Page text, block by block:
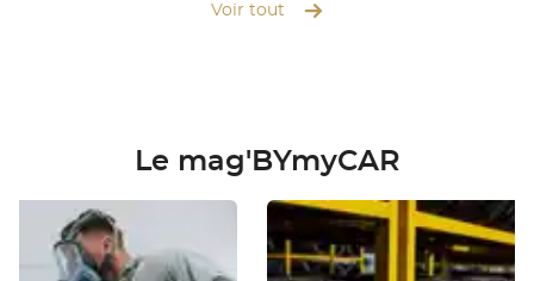
Voir tout
Le mag'BYmyCAR